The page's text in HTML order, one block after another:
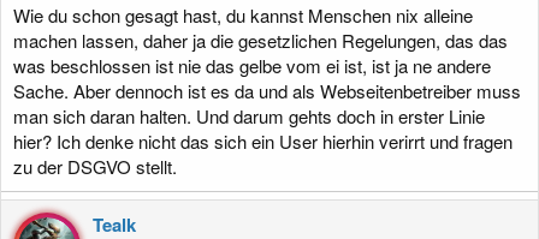
Wie du schon gesagt hast, du kannst Menschen nix alleine
machen lassen, daher ja die gesetzlichen Regelungen, das das
was beschlossen ist nie das gelbe vom ei ist, ist ja ne andere
Sache. Aber dennoch ist es da und als Webseitenbetreiber muss
man sich daran halten. Und darum gehts doch in erster Linie
hier? Ich denke nicht das sich ein User hierhin verirrt und fragen
zu der DSGVO stellt.
Tealk